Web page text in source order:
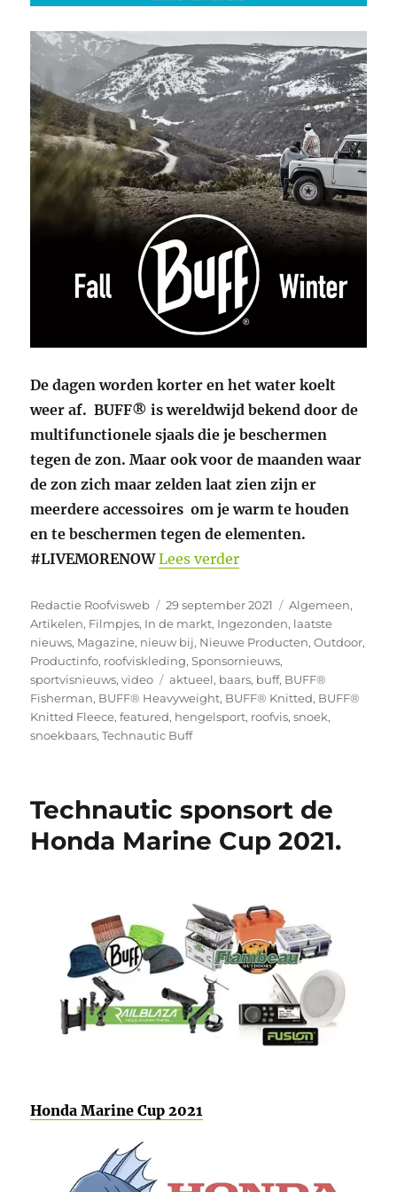
De dagen worden korter en het water koelt
weer af. BUFF® is wereldwijd bekend door de
multifunctionele sjaals die je beschermen
tegen de zon. Maar ook voor de maanden waar
de zon zich maar zelden laat zien zijn er
meerdere accessoires om je warm te houden
en te beschermen tegen de elementen.
#LIVEMORENOW Lees verder“BUFF® – Klaar voor
Auteur
Redactie Roofvisweb
Geplaatst
op
29 september 2021 Categorieën
Algemeen,
Artikelen, Filmpjes, In de markt, Ingezonden, laatste
nieuws, Magazine, nieuw bij, Nieuwe Producten,Outdoor,
Productinfo, roofviskleding,Sponsornieuws,
sportvisnieuws,video Tags
aktueel, baars, buff, BUFF®
Fisherman, BUFF® Heavyweight, BUFF® Knitted, BUFF®
Knitted Fleece,featured, hengelsport, roofvis,snoek,
snoekbaars,Technautic Buff
Technautic sponsort de
Honda Marine Cup 2021.
Honda Marine Cup 2021